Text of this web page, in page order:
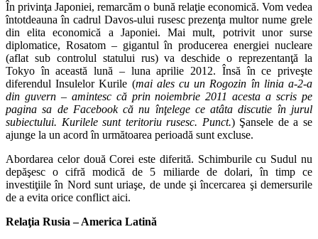
În privinţa Japoniei, remarcăm o bună relaţie economică. Vom vedea
întotdeauna în cadrul Davos-ului rusesc prezenţa multor nume grele
din elita economică a Japoniei. Mai mult, potrivit unor surse
diplomatice, Rosatom – gigantul în producerea energiei nucleare
(aflat sub controlul statului rus) va deschide o reprezentanţă la
Tokyo în această lună – luna aprilie 2012. Însă în ce priveşte
diferendul Insulelor Kurile (mai ales cu un Rogozin în linia a-2-a
din guvern – amintesc că prin noiembrie 2011 acesta a scris pe
pagina sa de Facebook că nu înţelege ce atâta discutie în jurul
subiectului. Kurilele sunt teritoriu rusesc. Punct.) Şansele de a se
ajunge la un acord în următoarea perioadă sunt excluse.
Abordarea celor două Corei este diferită. Schimburile cu Sudul nu
depăşesc o cifră modică de 5 miliarde de dolari, în timp ce
investiţiile în Nord sunt uriaşe, de unde şi încercarea şi demersurile
de a evita orice conflict aici.
Relaţia Rusia – America Latină